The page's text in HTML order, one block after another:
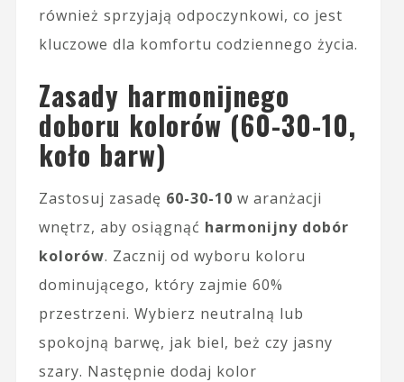
również sprzyjają odpoczynkowi, co jest
kluczowe dla komfortu codziennego życia.
Zasady harmonijnego
doboru kolorów (60-30-10,
koło barw)
Zastosuj zasadę 60-30-10 w aranżacji
wnętrz, aby osiągnąć harmonijny dobór
kolorów. Zacznij od wyboru koloru
dominującego, który zajmie 60%
przestrzeni. Wybierz neutralną lub
spokojną barwę, jak biel, beż czy jasny
szary. Następnie dodaj kolor